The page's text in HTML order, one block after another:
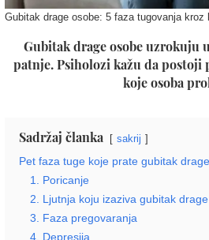
Gubitak drage osobe: 5 faza tugovanja kroz
Gubitak drage osobe uzrokuju
patnje. Psiholozi kažu da postoji
koje osoba
Sadržaj članka sakrij
Pet faza tuge koje prate gubitak
1. Poricanje
2. Ljutnja koju izaziva gubitak
3. Faza pregovaranja
4. Depresija